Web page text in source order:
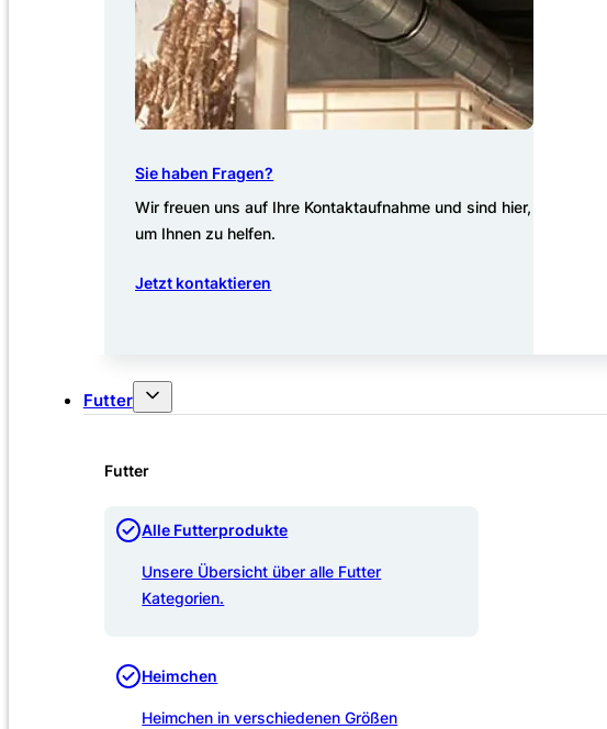
Sie haben Fragen?
Wir freuen uns auf Ihre Kontaktaufnahme und sind hier,
um Ihnen zu helfen.
Jetzt kontaktieren
Futter
Futter
Alle Futterprodukte
Unsere Übersicht über alle Futter
Kategorien.
Heimchen
Heimchen in verschiedenen Größen